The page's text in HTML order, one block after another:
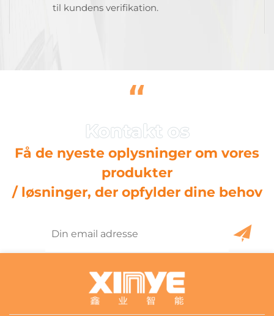
til kundens verifikation.
“
Få de nyeste oplysninger om vores
produkter
/ løsninger, der opfylder dine behov